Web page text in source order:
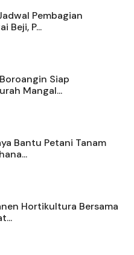
Pembagian
Beji, P...
Siap
Mangal...
Bantu Petani Tanam
Hortikultura Bersama